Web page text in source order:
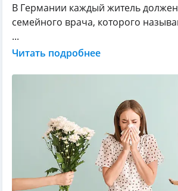
В Германии каждый житель
семейного врача, которого
...
Читать подробнее